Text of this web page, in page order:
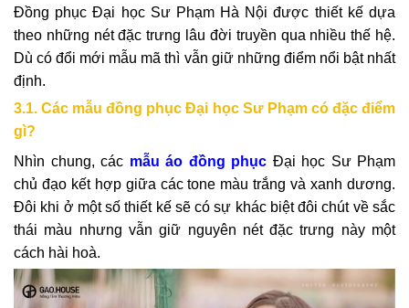
Đồng phục Đại học Sư Phạm Hà Nội được thiết kế dựa
theo những nét đặc trưng lâu đời truyền qua nhiều thế hệ.
Dù có đổi mới mẫu mã thì vẫn giữ những điểm nổi bật nhất
định.
3.1. Các mẫu đồng phục Đại học Sư Phạm có đặc điểm
gì?
Nhìn chung, các mẫu áo đồng phục Đại học Sư Phạm
chủ đạo kết hợp giữa các tone màu trắng và xanh dương.
Đôi khi ở một số thiết kế sẽ có sự khác biệt đôi chút về sắc
thái màu nhưng vẫn giữ nguyên nét đặc trưng này một
cách hài hoà.